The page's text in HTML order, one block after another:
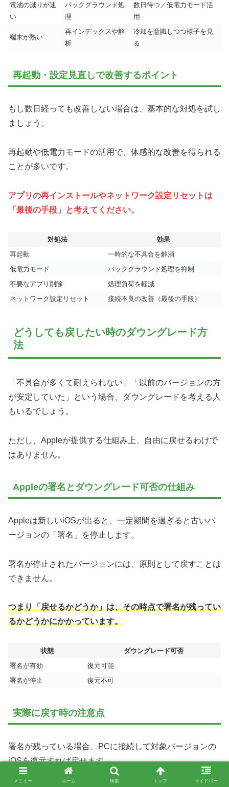
電池の減りが速
い
バックグラウンド処
理
数日待つ／低電力モード活
用
端末が熱い
再インデックスや解
析
冷却を意識しつつ様子を見
る
再起動・設定見直しで改善するポイント
もし数日経っても改善しない場合は、基本的な対処を試し
ましょう。
再起動や低電力モードの活用で、体感的な改善を得られる
ことが多いです。
アプリの再インストールやネットワーク設定リセットは
「最後の手段」と考えてください。
対処法
効果
再起動
一時的な不具合を解消
低電力モード
バックグラウンド処理を抑制
不要なアプリ削除
処理負荷を軽減
ネットワーク設定リセット
接続不良の改善（最後の手段）
どうしても戻したい時のダウングレード方
法
「不具合が多くて耐えられない」「以前のバージョンの方
が安定していた」という場合、ダウングレードを考える人
もいるでしょう。
ただし、Appleが提供する仕組み上、自由に戻せるわけで
はありません。
Appleの署名とダウングレード可否の仕組み
Appleは新しいiOSが出ると、一定期間を過ぎると古いバ
ージョンの「署名」を停止します。
署名が停止されたバージョンには、原則として戻すことは
できません。
つまり「戻せるかどうか」は、その時点で署名が残ってい
るかどうかにかかっています。
状態
ダウングレード可否
署名が有効
復元可能
署名が停止
復元不可
実際に戻す時の注意点
署名が残っている場合、PCに接続して対象バージョンの
iOSを復元すれば戻せます。
メニュー ホーム 検索 トップ サイドバー